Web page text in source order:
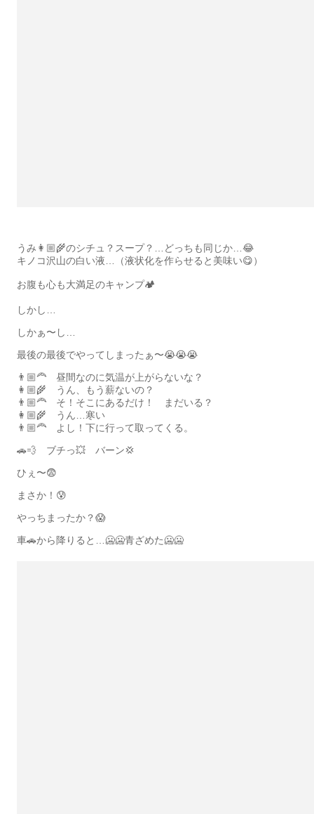
うみ👩🏼‍🌾のシチュ？スープ？…どっちも同じか…😂
キノコ沢山の白い液…（液状化を作らせると美味い😋）
お腹も心も大満足のキャンプ🏕
しかし…
しかぁ〜し…
最後の最後でやってしまったぁ〜😭😭😭
👨🏼‍🦰 昼間なのに気温が上がらないな？
👩🏼‍🌾 うん、もう薪ないの？
👨🏼‍🦰 そ！そこにあるだけ！ まだいる？
👩🏼‍🌾 うん…寒い
👨🏼‍🦰 よし！下に行って取ってくる。
🚗💨 ブチっ💥 バーン💢
ひぇ〜😨
まさか！😰
やっちまったか？😱
車🚗から降りると…🥶🥶青ざめた🥶🥶